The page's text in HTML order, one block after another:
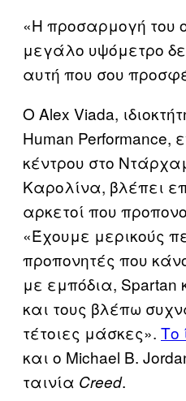
«Η προσαρμογή του
μεγάλο υψόμετρο
αυτή που σου
Ο Alex Viada,
Human Performance,
κέντρου στο
Καρολίνα, βλέπει
αρκετοί που
«Έχουμε μερικούς
προπονητές που
με εμπόδια, Spartan
και τους βλέπω
τέτοιες μάσκες». Το
και ο Michael B.
ταινία Creed.